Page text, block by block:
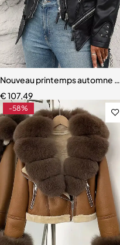
Nouveau printemps automne
€107,49
-58%